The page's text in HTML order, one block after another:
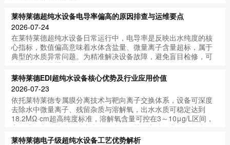
莱特莱德超纯水设备电导率偏高的原因排查与运维要点
2026-07-24
在莱特莱德超纯水设备日常运行中，电导率是反映出水纯度的核
心指标，数值偏高意味着水体含盐量、微量离子含量超标，属于
典型的水质异常问题。为精准解决设备故障，避免盲目检修，可
按照以下步骤逐一排查溯源。...
莱特莱德EDI超纯水设备核心优势及行业应用价值
2026-07-23
依托莱特莱德专属膜分离技术与靶向离子交换体系，设备可深度
去除水中微量离子、残留杂质与溶解氧，出水水质可稳定达到
18.2MΩ·cm超高纯度标准，溶解氧含量可控在3～10μg/L区间，
完全满足电子芯片、精密光学、生物医药等高端行业的超纯水用
水标准。...
莱特莱德电子级超纯水设备工艺优势解析